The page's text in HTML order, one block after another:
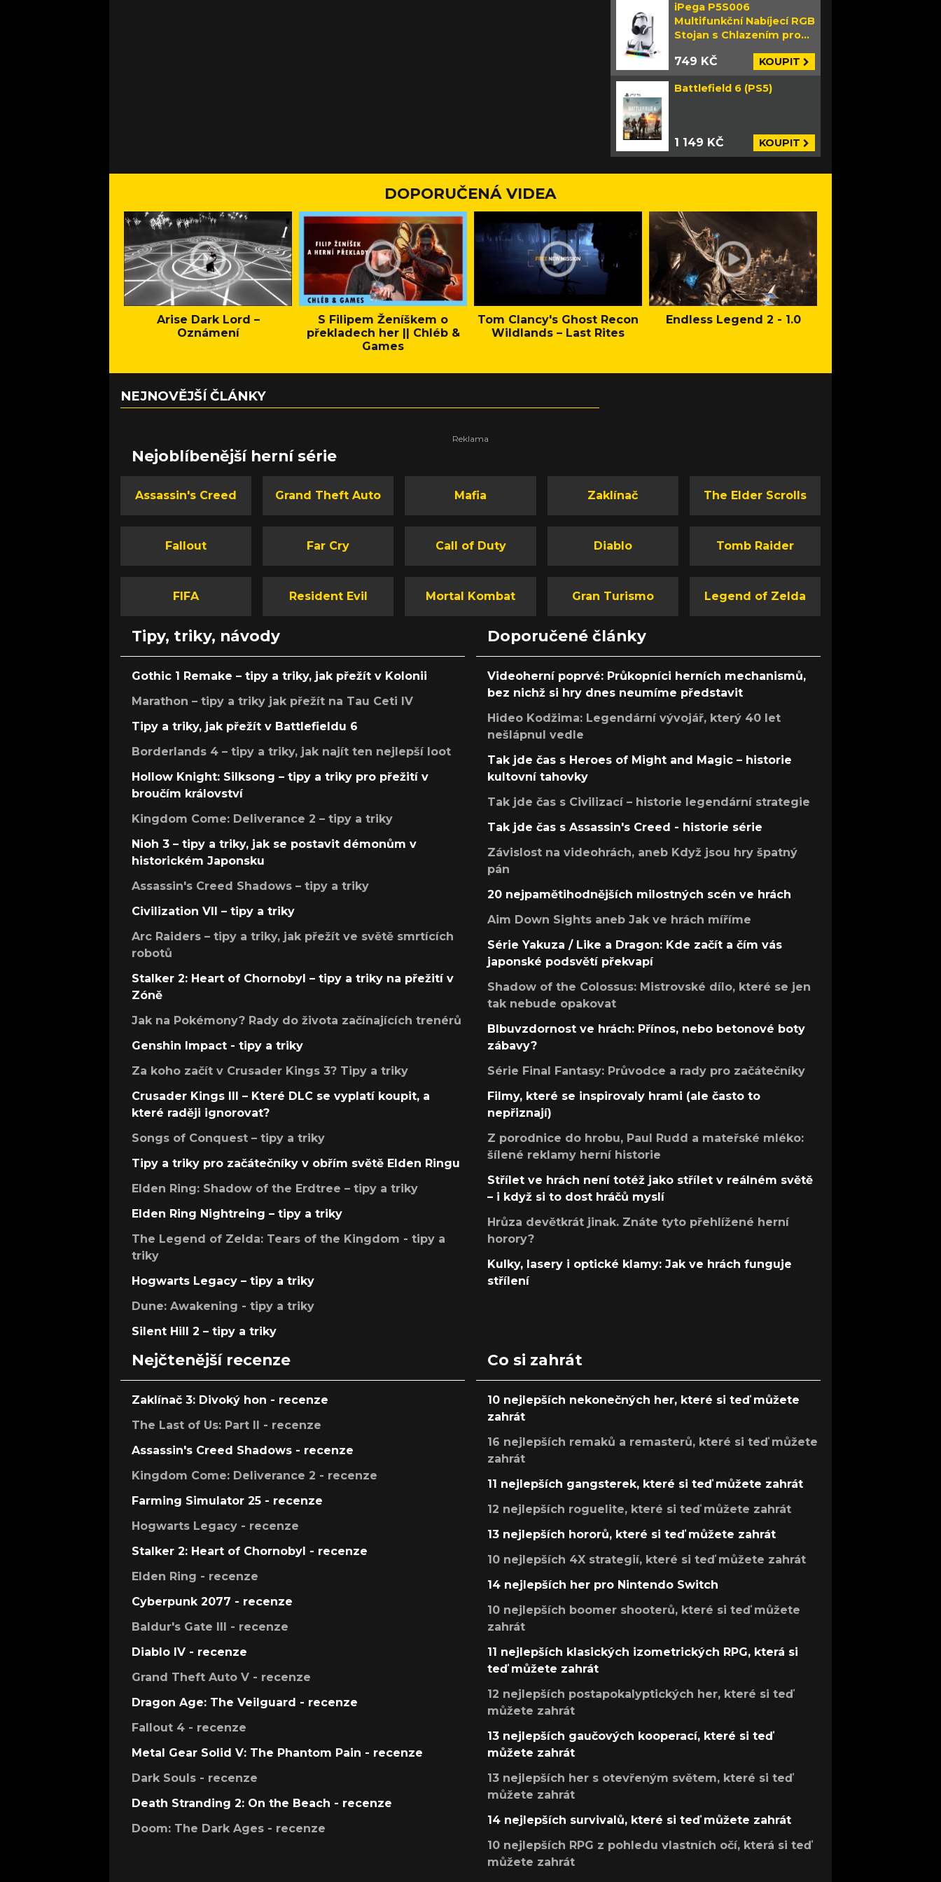
iPega P5S006
Multifunkční Nabíjecí RGB
Stojan s Chlazením pro
749 KČ KOUPIT
Battlefield 6 (PS5)
1 149 KČ KOUPIT
DOPORUČENÁ VIDEA
Arise Dark Lord –
Oznámení
S Filipem Ženíškem o
překladech her || Chléb &
Games
Tom Clancy's Ghost Recon
Wildlands – Last Rites
Endless Legend 2 - 1.0
NEJNOVĚJŠÍ ČLÁNKY
Nejoblíbenější herní série
Assassin's Creed Grand Theft Auto Mafia Zaklínač The Elder Scrolls
Fallout Far Cry Call of Duty Diablo Tomb Raider
FIFA Resident Evil Mortal Kombat Gran Turismo Legend of Zelda
Tipy, triky, návody
Gothic 1 Remake – tipy a triky, jak přežít v Kolonii
Marathon – tipy a triky jak přežít na Tau Ceti IV
Tipy a triky, jak přežít v Battlefieldu 6
Borderlands 4 – tipy a triky, jak najít ten nejlepší loot
Hollow Knight: Silksong – tipy a triky pro přežití v
broučím království
Kingdom Come: Deliverance 2 – tipy a triky
Nioh 3 – tipy a triky, jak se postavit démonům v
historickém Japonsku
Assassin's Creed Shadows – tipy a triky
Civilization VII – tipy a triky
Arc Raiders – tipy a triky, jak přežít ve světě smrtících
robotů
Stalker 2: Heart of Chornobyl – tipy a triky na přežití v
Zóně
Jak na Pokémony? Rady do života začínajících trenérů
Genshin Impact - tipy a triky
Za koho začít v Crusader Kings 3? Tipy a triky
Crusader Kings III – Které DLC se vyplatí koupit, a
které raději ignorovat?
Songs of Conquest – tipy a triky
Tipy a triky pro začátečníky v obřím světě Elden Ringu
Elden Ring: Shadow of the Erdtree – tipy a triky
Elden Ring Nightreing – tipy a triky
The Legend of Zelda: Tears of the Kingdom - tipy a
triky
Hogwarts Legacy – tipy a triky
Dune: Awakening - tipy a triky
Silent Hill 2 – tipy a triky
Doporučené články
Videoherní poprvé: Průkopníci herních mechanismů,
bez nichž si hry dnes neumíme představit
Hideo Kodžima: Legendární vývojář, který 40 let
nešlápnul vedle
Tak jde čas s Heroes of Might and Magic – historie
kultovní tahovky
Tak jde čas s Civilizací – historie legendární strategie
Tak jde čas s Assassin's Creed - historie série
Závislost na videohrách, aneb Když jsou hry špatný
pán
20 nejpamětihodnějších milostných scén ve hrách
Aim Down Sights aneb Jak ve hrách míříme
Série Yakuza / Like a Dragon: Kde začít a čím vás
japonské podsvětí překvapí
Shadow of the Colossus: Mistrovské dílo, které se jen
tak nebude opakovat
Blbuvzdornost ve hrách: Přínos, nebo betonové boty
zábavy?
Série Final Fantasy: Průvodce a rady pro začátečníky
Filmy, které se inspirovaly hrami (ale často to
nepřiznají)
Z porodnice do hrobu, Paul Rudd a mateřské mléko:
šílené reklamy herní historie
Střílet ve hrách není totéž jako střílet v reálném světě
– i když si to dost hráčů myslí
Hrůza devětkrát jinak. Znáte tyto přehlížené herní
horory?
Kulky, lasery i optické klamy: Jak ve hrách funguje
střílení
Nejčtenější recenze
Zaklínač 3: Divoký hon - recenze
The Last of Us: Part II - recenze
Assassin's Creed Shadows - recenze
Kingdom Come: Deliverance 2 - recenze
Farming Simulator 25 - recenze
Hogwarts Legacy - recenze
Stalker 2: Heart of Chornobyl - recenze
Elden Ring - recenze
Cyberpunk 2077 - recenze
Baldur's Gate III - recenze
Diablo IV - recenze
Grand Theft Auto V - recenze
Dragon Age: The Veilguard - recenze
Fallout 4 - recenze
Metal Gear Solid V: The Phantom Pain - recenze
Dark Souls - recenze
Death Stranding 2: On the Beach - recenze
Doom: The Dark Ages - recenze
Co si zahrát
10 nejlepších nekonečných her, které si teď můžete
zahrát
16 nejlepších remaků a remasterů, které si teď můžete
zahrát
11 nejlepších gangsterek, které si teď můžete zahrát
12 nejlepších roguelite, které si teď můžete zahrát
13 nejlepších hororů, které si teď můžete zahrát
10 nejlepších 4X strategií, které si teď můžete zahrát
14 nejlepších her pro Nintendo Switch
10 nejlepších boomer shooterů, které si teď můžete
zahrát
11 nejlepších klasických izometrických RPG, která si
teď můžete zahrát
12 nejlepších postapokalyptických her, které si teď
můžete zahrát
13 nejlepších gaučových kooperací, které si teď
můžete zahrát
13 nejlepších her s otevřeným světem, které si teď
můžete zahrát
14 nejlepších survivalů, které si teď můžete zahrát
10 nejlepších RPG z pohledu vlastních očí, která si teď
můžete zahrát